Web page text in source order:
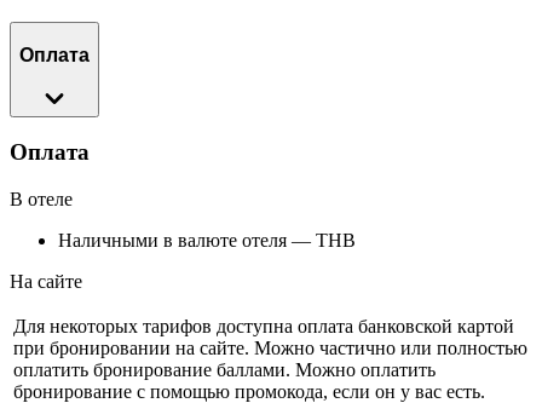
Оплата
Оплата
В отеле
Наличными в валюте отеля — THB
На сайте
Для некоторых тарифов доступна оплата банковской картой
при бронировании на сайте. Можно частично или полностью
оплатить бронирование баллами. Можно оплатить
бронирование с помощью промокода, если он у вас есть.